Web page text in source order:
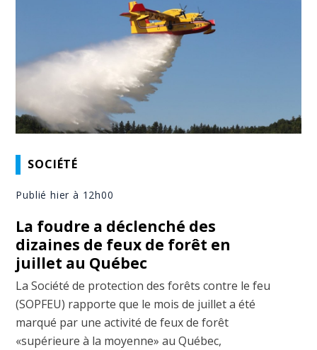
SOCIÉTÉ
Publié hier à 12h00
La foudre a déclenché des
dizaines de feux de forêt en
juillet au Québec
La Société de protection des forêts contre le feu
(SOPFEU) rapporte que le mois de juillet a été
marqué par une activité de feux de forêt
«supérieure à la moyenne» au Québec,